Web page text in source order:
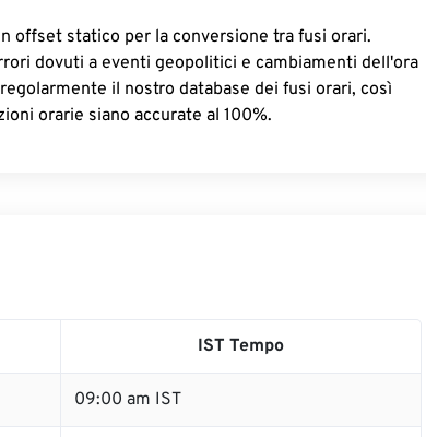
offset statico per la conversione tra fusi orari.
dovuti a eventi geopolitici e cambiamenti dell'ora
il nostro database dei fusi orari, così
orarie siano accurate al 100%.
IST Tempo
09:00 am IST